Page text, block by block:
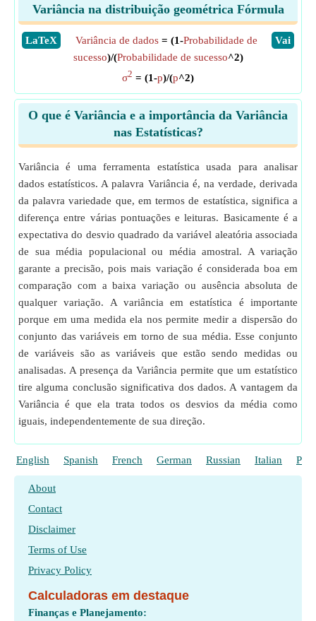
Variância na distribuição geométrica Fórmula
​LaTeX ​Vai
Variância de dados= (1-Probabilidade de
sucesso)/(Probabilidade de sucesso^2)
σ2 = (1-p)/(p^2)
O que é Variância e a importância da Variância
nas Estatísticas?
Variância é uma ferramenta estatística usada para analisar
dados estatísticos. A palavra Variância é, na verdade, derivada
da palavra variedade que, em termos de estatística, significa a
diferença entre várias pontuações e leituras. Basicamente é a
expectativa do desvio quadrado da variável aleatória associada
de sua média populacional ou média amostral. A variação
garante a precisão, pois mais variação é considerada boa em
comparação com a baixa variação ou ausência absoluta de
qualquer variação. A variância em estatística é importante
porque em uma medida ela nos permite medir a dispersão do
conjunto das variáveis em torno de sua média. Esse conjunto
de variáveis são as variáveis que estão sendo medidas ou
analisadas. A presença da Variância permite que um estatístico
tire alguma conclusão significativa dos dados. A vantagem da
Variância é que ela trata todos os desvios da média como
iguais, independentemente de sua direção.
English Spanish French German Russian Italian
About
Contact
Disclaimer
Terms of Use
Privacy Policy
Calculadoras em destaque
Finanças e Planejamento: